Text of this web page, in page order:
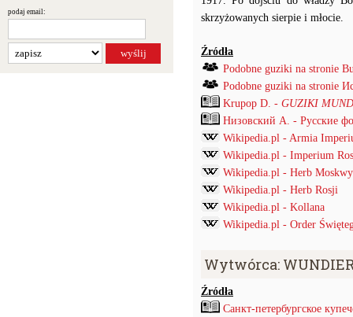
podaj email:
skrzyżowanych sierpie i młocie.
Źródła
Podobne guziki na stronie
Podobne guziki na stronie
Krupop D. - GUZIKI
Низовский А. - Русские
Wikipedia.pl - Armia
Wikipedia.pl - Imperium
Wikipedia.pl - Herb Moskwy
Wikipedia.pl - Herb Rosji
Wikipedia.pl - Kollana
Wikipedia.pl - Order
Wytwórca:
Źródła
Санкт-петербургское